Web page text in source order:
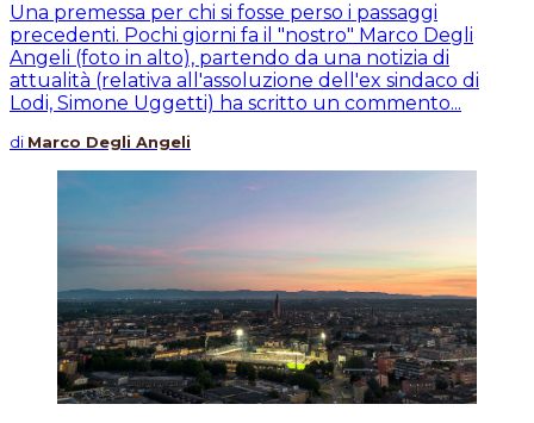
Una premessa per chi si fosse perso i passaggi
precedenti. Pochi giorni fa il "nostro" Marco Degli
Angeli (foto in alto), partendo da una notizia di
attualità (relativa all'assoluzione dell'ex sindaco di
Lodi, Simone Uggetti) ha scritto un commento...
di Marco Degli Angeli